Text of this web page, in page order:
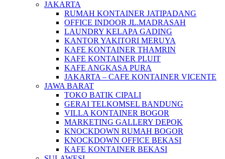
JAKARTA
RUMAH KONTAINER JATIPADANG
OFFICE INDOOR JL.MADRASAH
LAUNDRY KELAPA GADING
KANTOR YAKITORI MERUYA
KAFE KONTAINER THAMRIN
KAFE KONTAINER PLUIT
KAFE ANGKASA PURA
JAKARTA – CAFE KONTAINER VICENTE
JAWA BARAT
TOKO BATIK CIPALI
GERAI TELKOMSEL BANDUNG
VILLA KONTAINER BOGOR
MARKETING GALLERY DEPOK
KNOCKDOWN RUMAH BOGOR
KNOCKDOWN OFFICE BEKASI
KAFE KONTAINER BEKASI